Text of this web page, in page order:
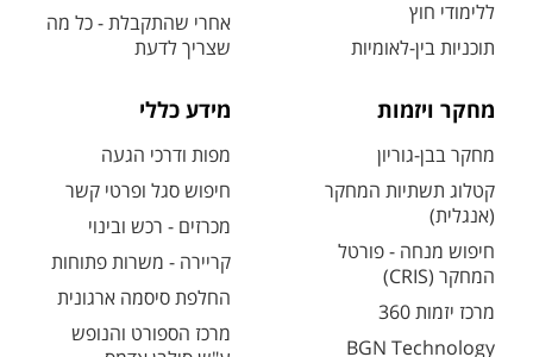
ללימודי חוץ
תוכניות בין-לאומיות
אחרי שהתקבלת - כל מה
שצריך לדעת
מחקר ויזמות
מחקר בבן-גוריון
קטלוג תשתיות המחקר
(אנגלית)
חיפוש מנחה - פורטל
המחקר (CRIS)
מרכז יזמות 360
BGN Technology
מידע כללי
מפות ודרכי הגעה
חיפוש סגל ופרטי קשר
מכרזים - רכש ובינוי
קריירה - משרות פתוחות
החלפת סיסמה ארגונית
מרכז הספורט והנופש